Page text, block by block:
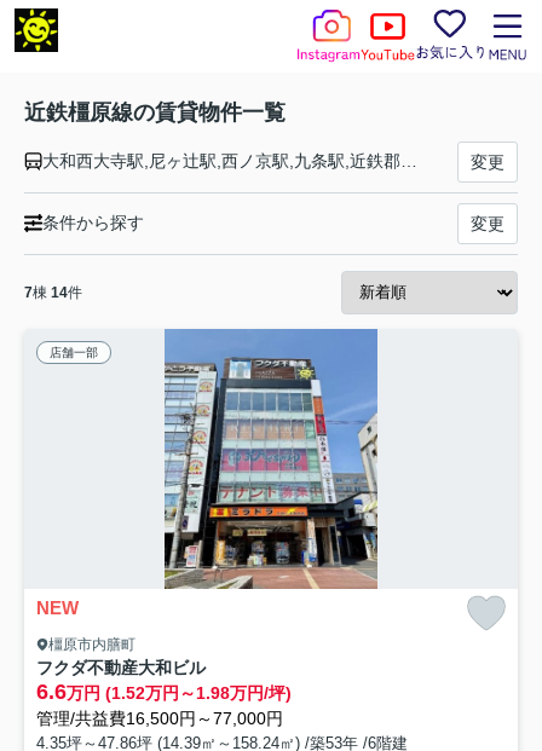
近鉄橿原線の賃貸物件一覧
大和西大寺駅,尼ヶ辻駅,西ノ京駅,九条駅,近鉄郡山駅,筒井駅,平端駅,ファミリー公園前駅,結崎駅,石見駅,田原本駅,笠縫駅,新ノ口駅,大和八木駅,八木西口駅,畝傍御陵前駅,橿原神宮前駅 変更
条件から探す 変更
7棟 14件
店舗一部
NEW
橿原市内膳町
フクダ不動産大和ビル
6.6万円 (1.52万円～1.98万円/坪)
管理/共益費16,500円～77,000円
4.35坪～47.86坪 (14.39㎡～158.24㎡) /築53年 /6階建